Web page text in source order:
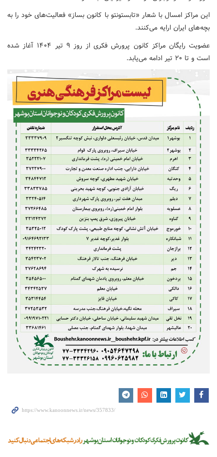
این مراکز امسال با شعار «تابستونتو با کانون بساز» فعالیت‌های خود را به
بچه‌های ایران ارایه می‌کنند.
عضویت رایگان مراکز کانون پرورش فکری از روز ۹ تیر ۱۴۰۴ آغاز شده
است و تا ۲۰ تیر ادامه می‌یابد.